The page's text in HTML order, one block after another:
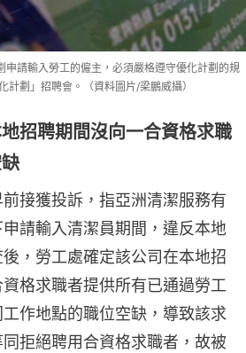
申請輸入勞工的僱主，必須嚴格遵守優化計劃的規
計劃」招聘會。（資料圖片/梁鵬威攝）
招聘期間沒向一合資格求職
接獲投訴，指亞洲清潔服務有
請輸入清潔員期間，違反本地
，勞工處確定該公司在本地招
格求職者提供所有已通過勞工
作地點的職位空缺，導致該求
拒絕聘用合資格求職者，故被